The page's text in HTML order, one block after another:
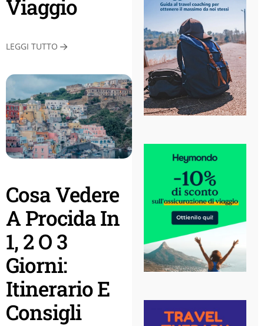
Viaggio
LEGGI TUTTO
Cosa Vedere
A Procida In
1, 2 O 3
Giorni:
Itinerario E
Consigli